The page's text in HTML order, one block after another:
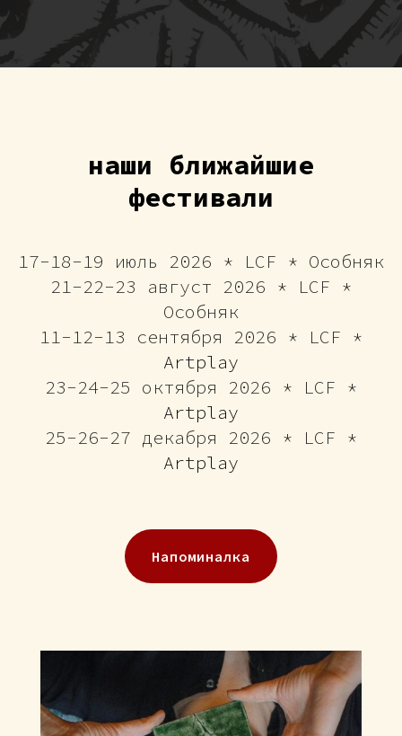
наши ближайшие
фестивали
17-18-19 июль 2026 * LCF * Особняк
21-22-23 август 2026 * LCF *
Особняк
11-12-13 сентября 2026 * LCF *
Artplay
23-24-25 октября 2026 * LCF *
Artplay
25-26-27 декабря 2026 * LCF *
Artplay
Напоминалка